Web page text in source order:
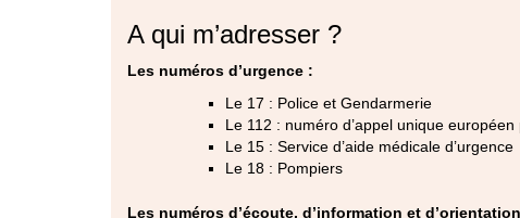
A qui m’adresser ?
Les numéros d’urgence :
Le 17 : Police et Gendarmerie
Le 112 : numéro d’appel unique
Le 15 : Service d’aide médicale d’urgence
Le 18 : Pompiers
Les numéros d’écoute, d’information et